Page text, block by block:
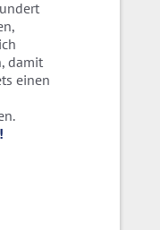
damit
einen